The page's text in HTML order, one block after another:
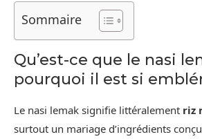
Sommaire
Qu’est-ce que le nasi
pourquoi il est si
Le nasi lemak signifie littéralement riz
surtout un mariage d’ingrédients